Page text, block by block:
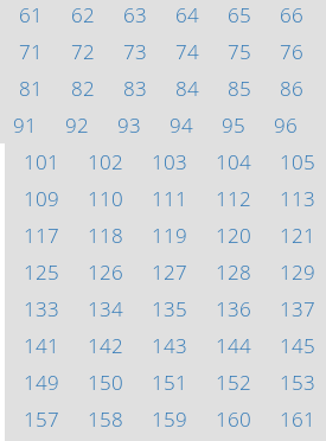
61
62 63 64 65 66
71
72 73 74 75 76
81
82 83 84 85 86
91
92 93 94 95 96
101
102 103 104 105
109
110 111 112 113
117
118 119 120 121
125
126 127 128 129
133
134 135 136 137
141
142 143 144 145
149
150 151 152 153
157
158 159 160 161